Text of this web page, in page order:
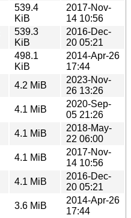
539.4
KiB
2017-Nov-
14 10:56
539.3
KiB
2016-Dec-
20 05:21
498.1
KiB
2014-Apr-26
17:44
4.2 MiB
2023-Nov-
26 13:26
4.1 MiB
2020-Sep-
05 21:26
4.1 MiB
2018-May-
22 06:00
4.1 MiB
2017-Nov-
14 10:56
4.1 MiB
2016-Dec-
20 05:21
3.6 MiB
2014-Apr-26
17:44